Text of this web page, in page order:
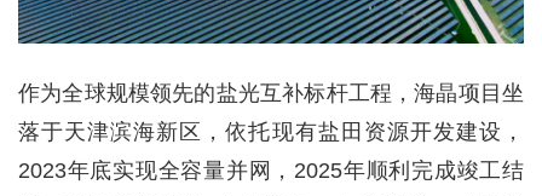
作为全球规模领先的盐光互补标杆工程，海晶项目坐
落于天津滨海新区，依托现有盐田资源开发建设，
2023年底实现全容量并网，2025年顺利完成竣工结